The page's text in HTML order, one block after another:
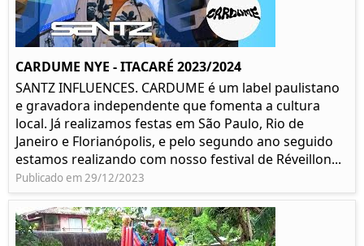
CARDUME NYE - ITACARÉ 2023/2024
SANTZ INFLUENCES. CARDUME é um label paulistano
e gravadora independente que fomenta a cultura
local. Já realizamos festas em São Paulo, Rio de
Janeiro e Florianópolis, e pelo segundo ano seguido
estamos realizando com nosso festival de Réveillon...
Publicado em 29/12/2023